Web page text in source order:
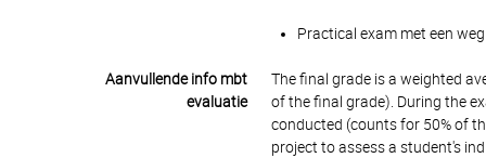
Practical exam met een
Aanvullende info mbt
evaluatie
The final grade is a weighted
of the final grade). During the
conducted (counts for 50% of
project to assess a student's